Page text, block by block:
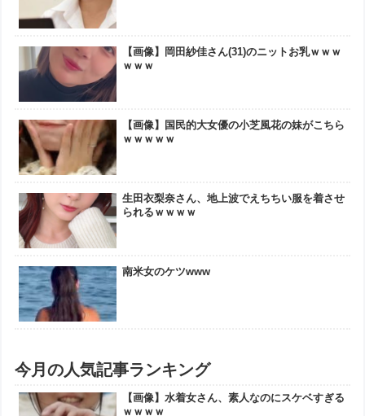
【画像】岡田紗佳さん(31)のニットお乳ｗｗｗ
ｗｗｗ
【画像】国民的大女優の小芝風花の妹がこちら
ｗｗｗｗｗ
生田衣梨奈さん、地上波でえちちい服を着させ
られるｗｗｗｗ
南米女のケツwww
今月の人気記事ランキング
【画像】水着女さん、素人なのにスケベすぎる
ｗｗｗｗ